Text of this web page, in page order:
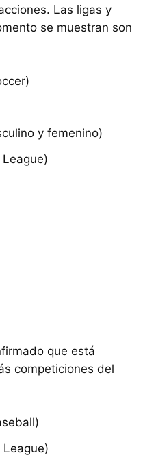
Las ligas y
se muestran son
y femenino)
que está
competiciones del